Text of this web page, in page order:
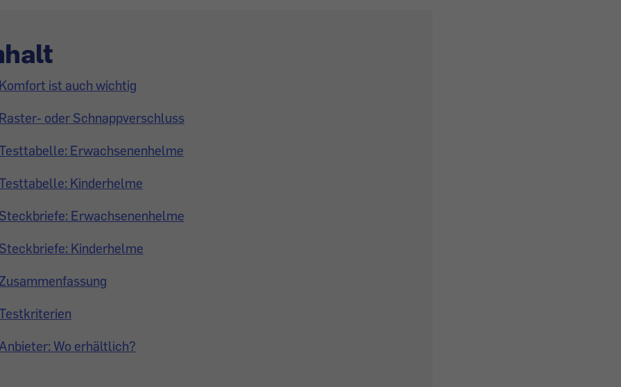
ist auch wichtig
oder Schnappverschluss
Erwachsenenhelme
Kinderhelme
Erwachsenenhelme
Kinderhelme
Wo erhältlich?